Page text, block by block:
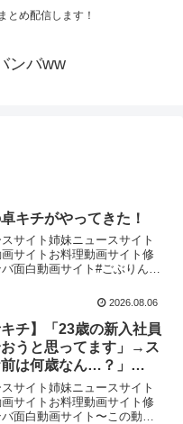
とめ配信します！
ンバww
キチがやってきた！
サイト姉妹ニュースサイト
画サイトお料理動画サイト修
面白動画サイト#ごぶりんず
個人指導・試打のウラ側・し
コチ...
2026.08.06
キチ】「23歳の新入社員
おうと思ってます」→ス
は何歳なん…？」
くり解説】
サイト姉妹ニュースサイト
画サイトお料理動画サイト修
面白動画サイト〜この動画